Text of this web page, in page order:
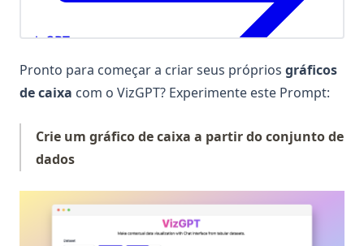
Pronto para começar a criar seus próprios gráficos
de caixa com o VizGPT? Experimente este Prompt:
Crie um gráfico de caixa a partir do conjunto de
dados